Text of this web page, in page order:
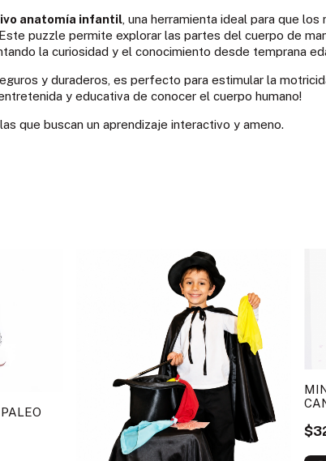
anatomía infantil , una herramienta ideal para que los
puzzle permite explorar las partes del cuerpo de
la curiosidad y el conocimiento desde temprana
y duraderos, es perfecto para estimular la
y educativa de conocer el cuerpo humano!
que buscan un aprendizaje interactivo y ameno.